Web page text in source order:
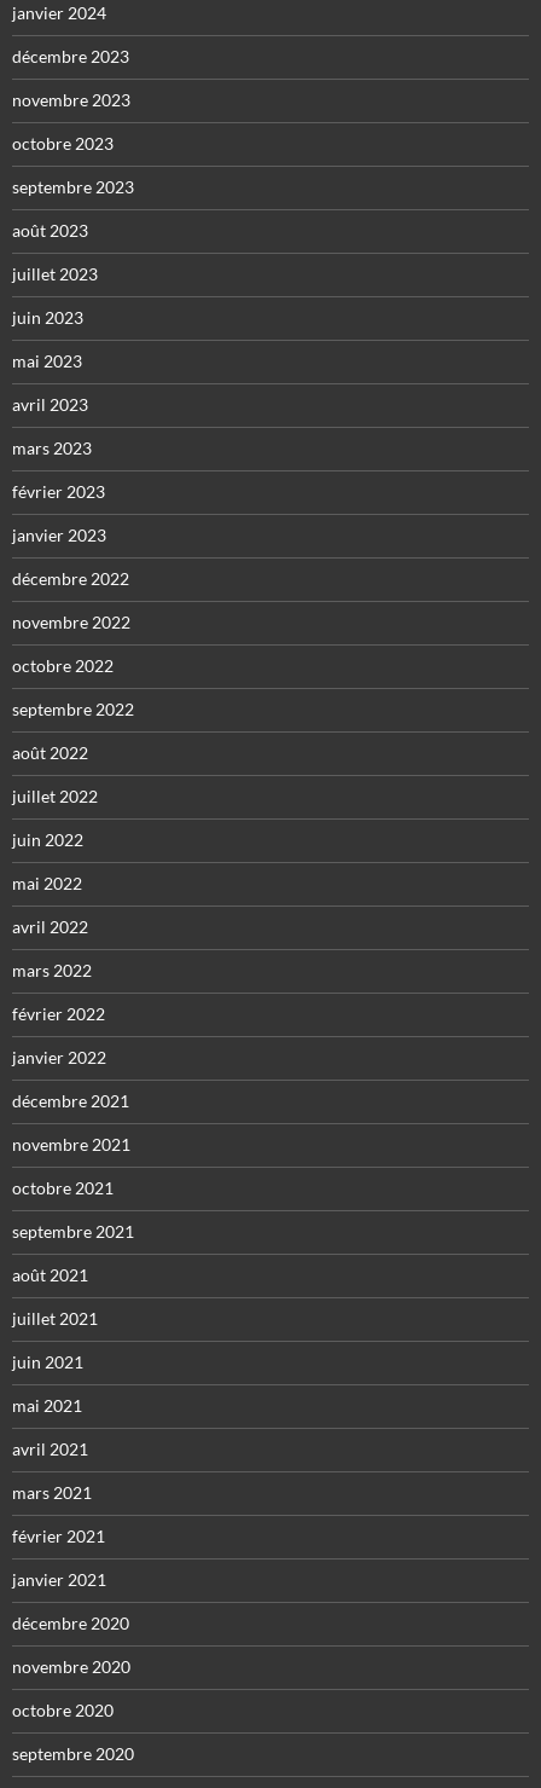
janvier 2024
décembre 2023
novembre 2023
octobre 2023
septembre 2023
août 2023
juillet 2023
juin 2023
mai 2023
avril 2023
mars 2023
février 2023
janvier 2023
décembre 2022
novembre 2022
octobre 2022
septembre 2022
août 2022
juillet 2022
juin 2022
mai 2022
avril 2022
mars 2022
février 2022
janvier 2022
décembre 2021
novembre 2021
octobre 2021
septembre 2021
août 2021
juillet 2021
juin 2021
mai 2021
avril 2021
mars 2021
février 2021
janvier 2021
décembre 2020
novembre 2020
octobre 2020
septembre 2020